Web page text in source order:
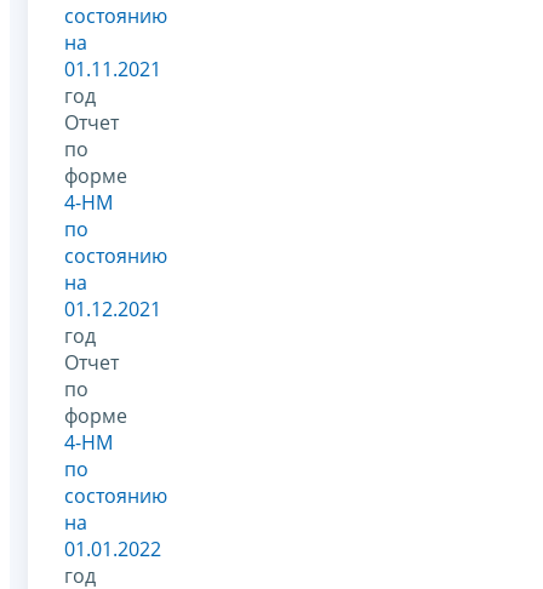
состоянию
на
01.11.2021
год
Отчет
по
форме
4-НМ
по
состоянию
на
01.12.2021
год
Отчет
по
форме
4-НМ
по
состоянию
на
01.01.2022
год